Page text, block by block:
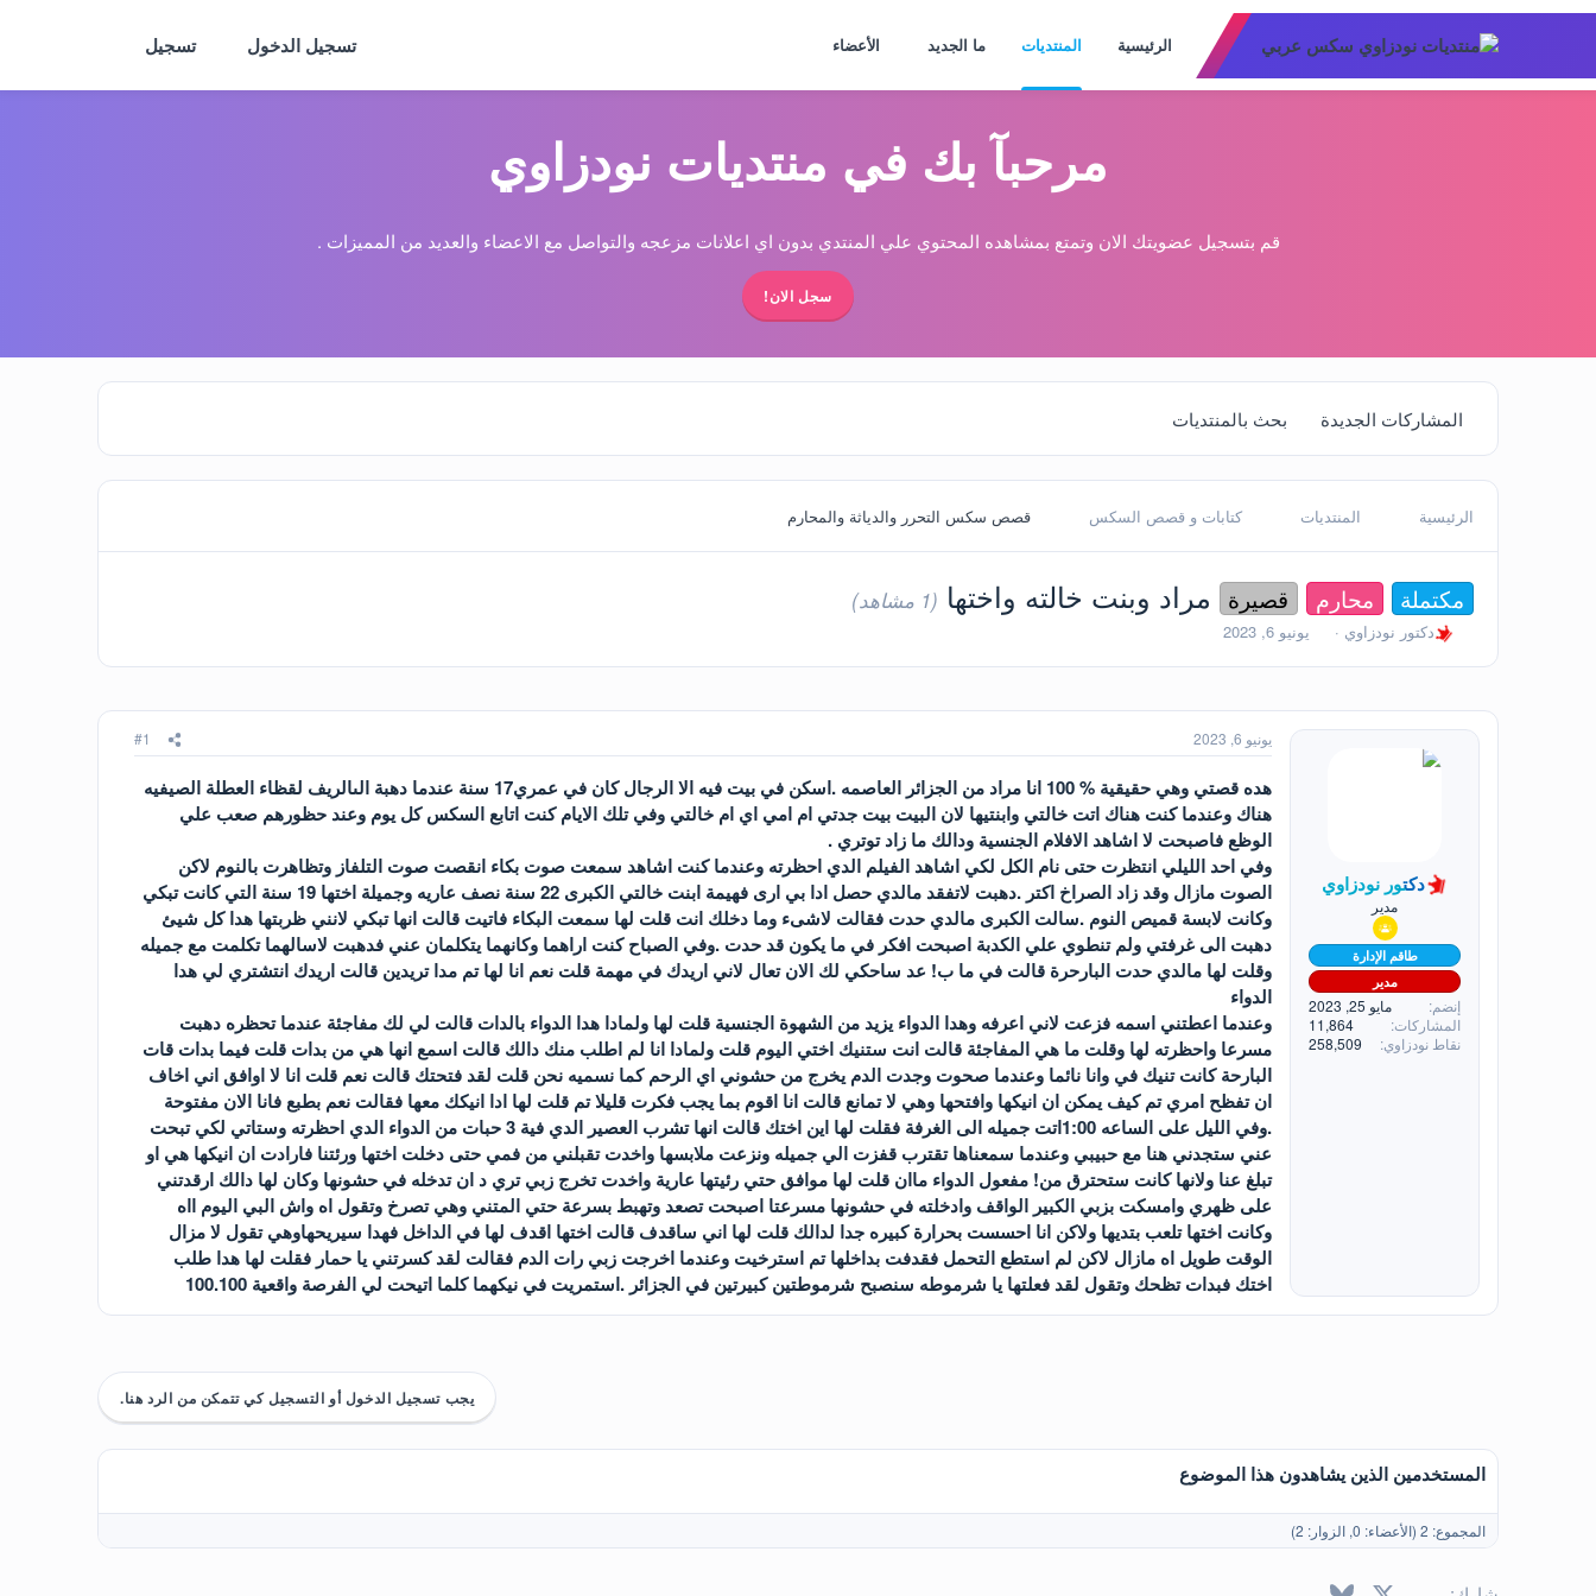
الرئيسية المنتديات ما الجديد الأعضاء تسجيل الدخول تسجيل
مرحبآ بك في منتديات نودزاوي
قم بتسجيل عضويتك الان وتمتع بمشاهده المحتوي علي المنتدي بدون اي اعلانات مزعجه والتواصل مع الاعضاء والعديد من المميزات .
سجل الان!
المشاركات الجديدة بحث بالمنتديات
الرئيسية المنتديات كتابات و قصص السكس قصص سكس التحرر والدياثة والمحارم
مكتملة محارم قصيرة مراد وبنت خالته واختها (1 مشاهد)
ب
د
ا
ل
دكتور نودزاوي
ت
ر
خ
ا
يونيو 6, 2023
دكتور نودزاوي
مدير
طاقم الإدارة
مدير
إنضم
مايو 25, 2023
المشاركات
11,864
نقاط نودزاوي
258,509
يونيو 6, 2023 #1
هده قصتي وهي حقيقية % 100 انا مراد من الجزائر العاصمه .اسكن في بيت فيه الا الرجال كان في عمري17 سنة عندما دهبة الىالريف لقظاء العطلة الصيفيه
هناك وعندما كنت هناك اتت خالتي وابنتيها لان البيت بيت جدتي ام امي اي ام خالتي وفي تلك الايام كنت اتابع السكس كل يوم وعند حظورهم صعب علي
الوظع فاصبحت لا اشاهد الافلام الجنسية ودالك ما زاد توتري .
وفي احد الليلي انتظرت حتى نام الكل لكي اشاهد الفيلم الدي احظرته وعندما كنت اشاهد سمعت صوت بكاء انقصت صوت التلفاز وتظاهرت بالنوم لاكن
الصوت مازال وقد زاد الصراخ اكتر .دهبت لاتفقد مالدي حصل ادا بي ارى فهيمة ابنت خالتي الكبرى 22 سنة نصف عاريه وجميلة اختها 19 سنة التي كانت تبكي
وكانت لابسة قميص النوم .سالت الكبرى مالدي حدت فقالت لاشىء وما دخلك انت قلت لها سمعت البكاء فاتيت قالت انها تبكي لانني ظربتها هدا كل شيئ
دهبت الى غرفتي ولم تنطوي علي الكدبة اصبحت افكر في ما يكون قد حدت .وفي الصباح كنت اراهما وكانهما يتكلمان عني فدهبت لاسالهما تكلمت مع جميله
وقلت لها مالدي حدت البارحرة قالت في ما ب! عد ساحكي لك الان تعال لاني اريدك في مهمة قلت نعم انا لها تم مدا تريدين قالت اريدك انتشتري لي هدا
الدواء
وعندما اعطتني اسمه فزعت لاني اعرفه وهدا الدواء يزيد من الشهوة الجنسية قلت لها ولمادا هدا الدواء بالدات قالت لي لك مفاجئة عندما تحظره دهبت
مسرعا واحظرته لها وقلت ما هي المفاجئة قالت انت ستنيك اختي اليوم قلت ولمادا انا لم اطلب منك دالك قالت اسمع انها هي من بدات قلت فيما بدات قات
البارحة كانت تنيك في وانا نائما وعندما صحوت وجدت الدم يخرج من حشوني اي الرحم كما نسميه نحن قلت لقد فتحتك قالت نعم قلت انا لا اوافق اني اخاف
ان تفظح امري تم كيف يمكن ان انيكها وافتحها وهي لا تمانع قالت انا اقوم بما يجب فكرت قليلا تم قلت لها ادا انيكك معها فقالت نعم بطبع فانا الان مفتوحة
.وفي الليل على الساعه 1:00اتت جميله الى الغرفة فقلت لها اين اختك قالت انها تشرب العصير الدي فية 3 حبات من الدواء الدي احظرته وستاتي لكي تبحت
عني ستجدني هنا مع حبيبي وعندما سمعناها تقترب قفزت الي جميله ونزعت ملابسها واخدت تقبلني من فمي حتى دخلت اختها ورئتنا فارادت ان انيكها هي او
تبلغ عنا ولانها كانت ستحترق من! مفعول الدواء ماان قلت لها موافق حتي رئيتها عارية واخدت تخرج زبي تري د ان تدخله في حشونها وكان لها دالك ارقدتني
على ظهري وامسكت بزبي الكبير الواقف وادخلته في حشونها مسرعتا اصبحت تصعد وتهبط بسرعة حتي المتني وهي تصرخ وتقول اه واش البي اليوم ااه
وكانت اختها تلعب بتديها ولاكن انا احسست بحرارة كبيره جدا لدالك قلت لها اني ساقدف قالت اختها اقدف لها في الداخل فهدا سيريحهاوهي تقول لا مزال
الوقت طويل اه مازال لاكن لم استطع التحمل فقدفت بداخلها تم استرخيت وعندما اخرجت زبي رات الدم فقالت لقد كسرتني يا حمار فقلت لها هدا طلب
اختك فبدات تظحك وتقول لقد فعلتها يا شرموطه سنصبح شرموطتين كبيرتين في الجزائر .استمريت في نيكهما كلما اتيحت لي الفرصة واقعية 100.100
يجب تسجيل الدخول أو التسجيل كي تتمكن من الرد هنا.
المستخدمين الذين يشاهدون هذا الموضوع
المجموع: 2 (الأعضاء: 0, الزوار: 2)
فيسبوك Bluesky